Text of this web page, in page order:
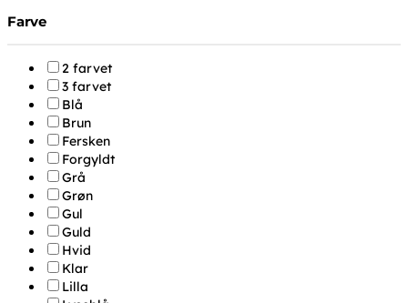
Farve
2 farvet
3 farvet
Blå
Brun
Fersken
Forgyldt
Grå
Grøn
Gul
Guld
Hvid
Klar
Lilla